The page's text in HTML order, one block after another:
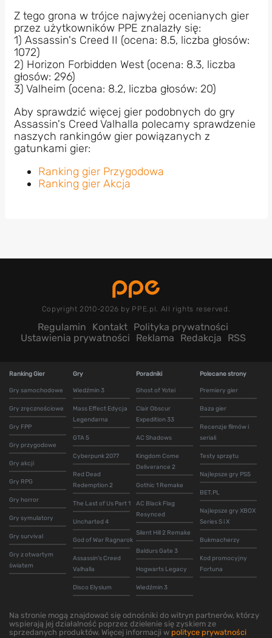
Z tego grona w trójce najwyżej ocenianych gier
przez użytkowników PPE znalazły się:
1) Assassin's Creed II (ocena: 8.5, liczba głosów:
1072)
2) Horizon Forbidden West (ocena: 8.3, liczba
głosów: 296)
3) Valheim (ocena: 8.2, liczba głosów: 20)
Aby sprawdzić więcej gier podobnych do gry
Assassin's Creed Valhalla polecamy sprawdzenie
naszych rankingów gier powiązanych z
gatunkami gier:
Ranking gier Przygodowa
Ranking gier Akcja
Copyright 2010-2026 by PPE.pl. All rights reserved.
Regulamin Kontakt Polityka prywatności
Ustawienia prywatności
Reklama Redakcja RSS
Ranking Gier
Gry samochodowe
Gry zręcznościowe
Gry FPP
Gry przygodowe
Gry akcji
Gry RPG
Gry horror
Gry symulatory
Gry survival
Gry z otwartym
światem
Gry
Wiedźmin 3
Mass Effect Edycja
Legendarna
GTA 5
Cyberpunk 2077
Red Dead
Redemption 2
The Last of Us Part 1
Uncharted 4
God of War Ragnarok
Assassin's Creed
Valhalla
Disco Elysium
Poradniki
Ghost of Yotei
Clair Obscur
Expedition 33
AC Shadows
Kingdom Come
Deliverance 2
Gothic 1 Remake
AC Black Flag
Resynced
Silent Hill 2 Remake
Baldurs Gate 3
Hogwarts Legacy
Wiedźmin 3
Polecane strony
Premiery gier
Baza gier
Recenzje filmów i
seriali
Testy sprzętu
Najlepsze gry PS5
BET.PL
Najlepsze gry XBOX
Series S i X
Bukmacherzy
Kod promocyjny
Fortuna
Na stronie mogą znajdować się odnośniki do witryn partnerów, którzy
wspierają jej działalność poprzez dzielenie się zyskiem ze
sprzedanych produktów. Więcej informacji w polityce prywatności